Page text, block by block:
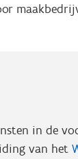
in de
van het